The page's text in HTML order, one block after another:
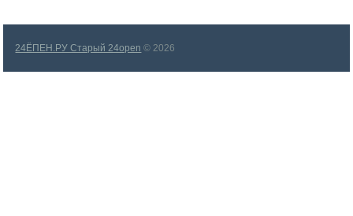
24ЁПЕН.РУ Старый 24open © 2026